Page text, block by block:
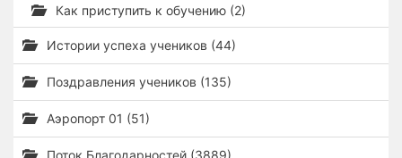
Как приступить к обучению (2)
Истории успеха учеников (44)
Поздравления учеников (135)
Аэропорт 01 (51)
Поток Благодарностей (3889)